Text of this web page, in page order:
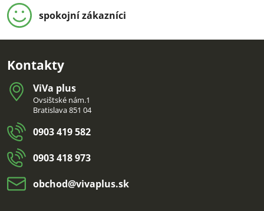
spokojní zákazníci
Kontakty
ViVa plus
Ovsištské nám.1
Bratislava 851 04
0903 419 582
0903 418 973
obchod​@vivaplus​.sk